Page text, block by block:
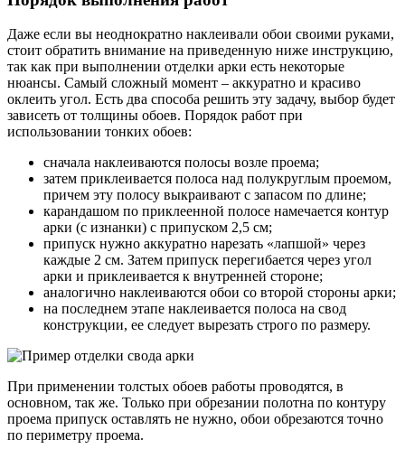
Даже если вы неоднократно наклеивали обои своими руками,
стоит обратить внимание на приведенную ниже инструкцию,
так как при выполнении отделки арки есть некоторые
нюансы. Самый сложный момент – аккуратно и красиво
оклеить угол. Есть два способа решить эту задачу, выбор будет
зависеть от толщины обоев. Порядок работ при
использовании тонких обоев:
сначала наклеиваются полосы возле проема;
затем приклеивается полоса над полукруглым проемом,
причем эту полосу выкраивают с запасом по длине;
карандашом по приклеенной полосе намечается контур
арки (с изнанки) с припуском 2,5 см;
припуск нужно аккуратно нарезать «лапшой» через
каждые 2 см. Затем припуск перегибается через угол
арки и приклеивается к внутренней стороне;
аналогично наклеиваются обои со второй стороны арки;
на последнем этапе наклеивается полоса на свод
конструкции, ее следует вырезать строго по размеру.
При применении толстых обоев работы проводятся, в
основном, так же. Только при обрезании полотна по контуру
проема припуск оставлять не нужно, обои обрезаются точно
по периметру проема.